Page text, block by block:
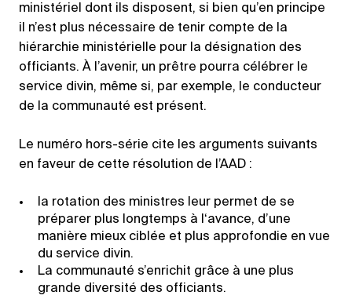
ministériel dont ils disposent, si bien qu’en principe
il n’est plus nécessaire de tenir compte de la
hiérarchie ministérielle pour la désignation des
officiants. À l’avenir, un prêtre pourra célébrer le
service divin, même si, par exemple, le conducteur
de la communauté est présent.
Le numéro hors-série cite les arguments suivants
en faveur de cette résolution de l’AAD :
la rotation des ministres leur permet de se
préparer plus longtemps à l‘avance, d’une
manière mieux ciblée et plus approfondie en vue
du service divin.
La communauté s’enrichit grâce à une plus
grande diversité des officiants.